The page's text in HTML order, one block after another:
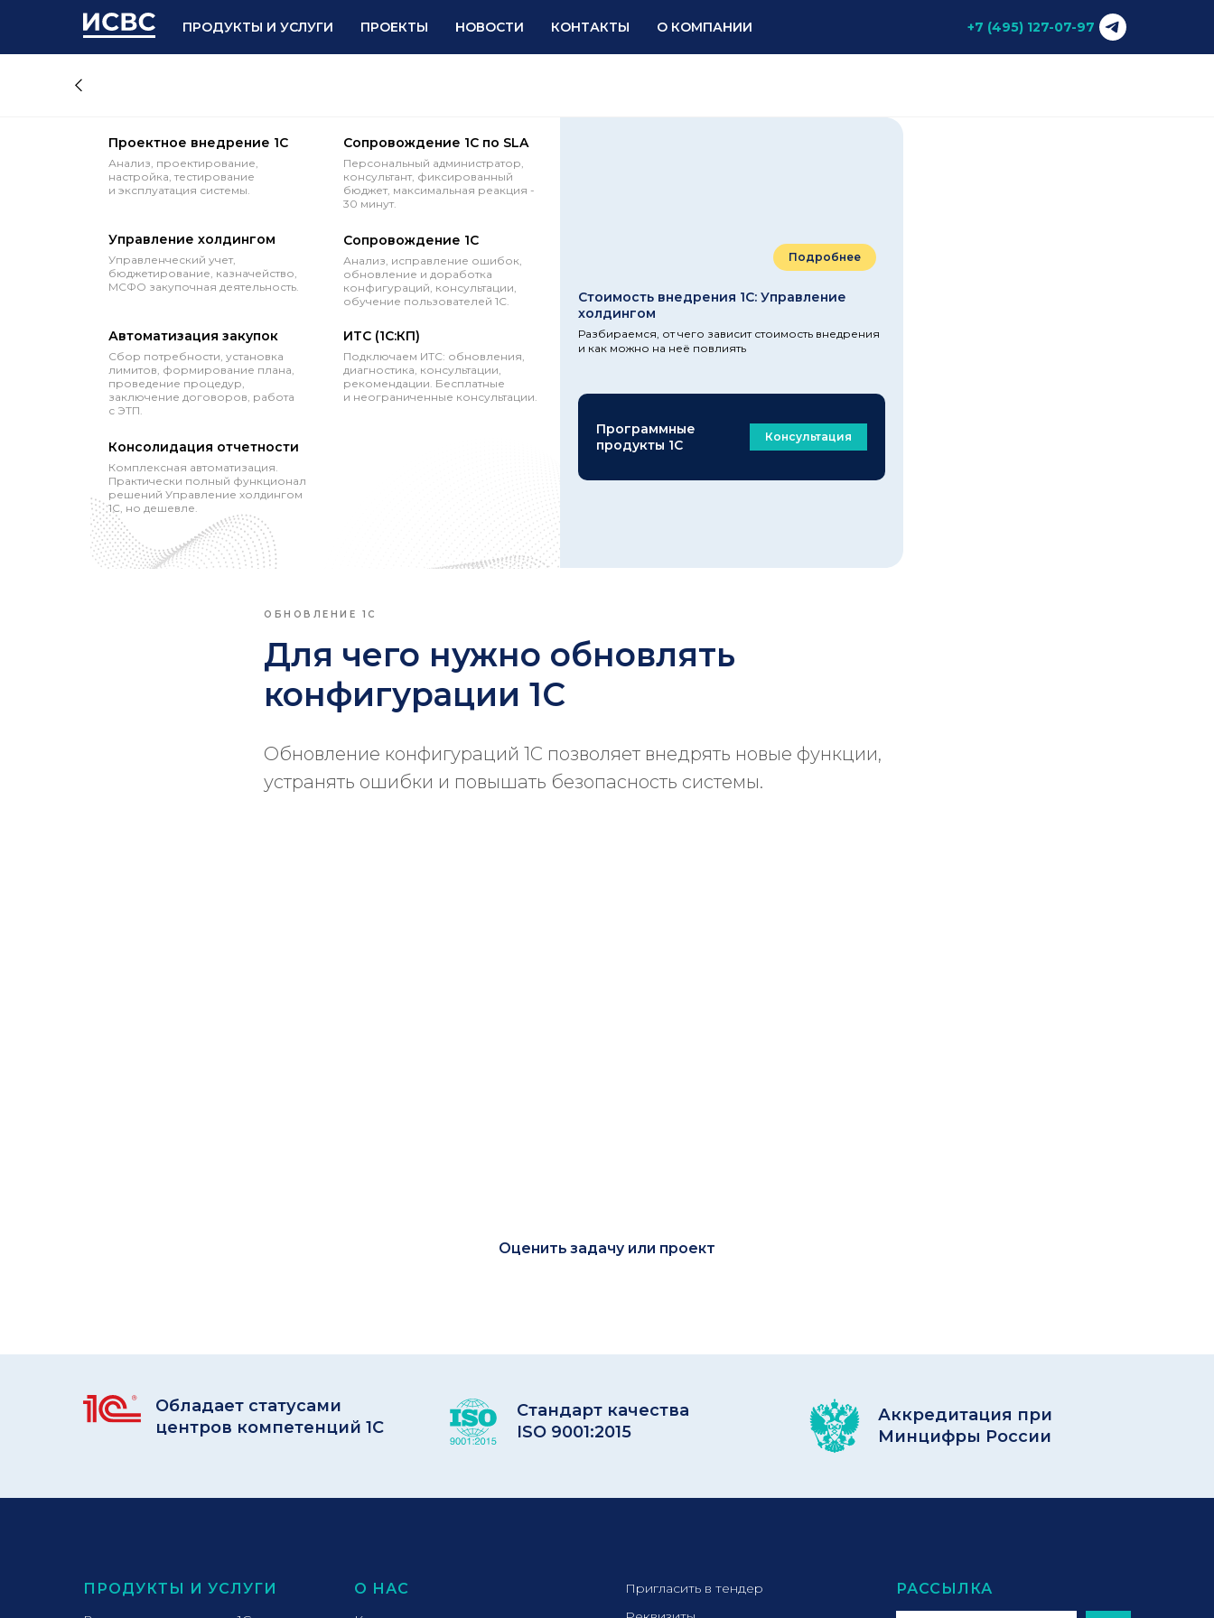
ПРОДУКТЫ И УСЛУГИ ПРОЕКТЫ НОВОСТИ КОНТАКТЫ О КОМПАНИИ +7 (495) 127-07-97
Проектное внедрение 1С
ИТС (1С:КП)
Анализ, проектирование,
настройка, тестирование
и эксплуатация системы.
Подключаем ИТС: обновления,
диагностика, консультации,
рекомендации. Бесплатные
и неограниченные консультации.
Управление холдингом
Сопровождение 1С по SLA
Управленческий учет,
бюджетирование, казначейство,
МСФО закупочная деятельность.
Персональный администратор,
консультант, фиксированный
бюджет, максимальная реакция -
30 минут.
Автоматизация закупок
Сопровождение 1С
Сбор потребности, установка
лимитов, формирование плана,
проведение процедур,
заключение договоров, работа
с ЭТП.
Анализ, исправление ошибок,
обновление и доработка
конфигураций, консультации,
обучение пользователей 1С.
Консолидация отчетности
Комплексная автоматизация.
Практически полный функционал
решений Управление холдингом
1С, но дешевле.
Подробнее
Стоимость внедрения 1С: Управление
холдингом
Разбираемся, от чего зависит стоимость внедрения
и как можно на неё повлиять
Программные
продукты 1С
Консультация
ОБНОВЛЕНИЕ 1С
Для чего нужно обновлять
конфигурации 1С
Обновление конфигураций 1С позволяет внедрять новые функции,
устранять ошибки и повышать безопасность системы.
Обладает статусами
центров компетенций 1С
Стандарт качества
ISO 9001:2015
Аккредитация при
Минцифры России
ПРОДУКТЫ И УСЛУГИ О НАС
Пригласить в тендер
РАССЫЛКА